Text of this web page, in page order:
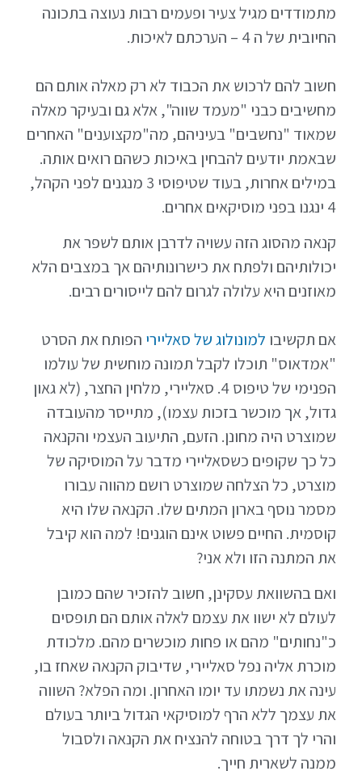
מתמודדים מגיל צעיר ופעמים רבות נעוצה בתכונה
החיובית של ה 4 – הערכתם לאיכות.
חשוב להם לרכוש את הכבוד לא רק מאלה אותם הם
מחשיבים כבני "מעמד שווה", אלא גם ובעיקר מאלה
שמאוד "נחשבים" בעיניהם, מה"מקצוענים" האחרים
שבאמת יודעים להבחין באיכות כשהם רואים אותה.
במילים אחרות, בעוד שטיפוסי 3 מנגנים לפני הקהל,
4 ינגנו בפני מוסיקאים אחרים.
קנאה מהסוג הזה עשויה לדרבן אותם לשפר את
יכולותיהם ולפתח את כישרונותיהם אך במצבים הלא
מאוזנים היא עלולה לגרום להם לייסורים רבים.
אם תקשיבו למונולוג של סאליירי הפותח את הסרט
"אמדאוס" תוכלו לקבל תמונה מוחשית של עולמו
הפנימי של טיפוס 4. סאליירי, מלחין החצר, (לא גאון
גדול, אך מוכשר בזכות עצמו), מתייסר מהעובדה
שמוצרט היה מחונן. הזעם, התיעוב העצמי והקנאה
כל כך שקופים כשסאליירי מדבר על המוסיקה של
מוצרט, כל הצלחה שמוצרט רושם מהווה עבורו
מסמר נוסף בארון המתים שלו. הקנאה שלו היא
קוסמית. החיים פשוט אינם הוגנים! למה הוא קיבל
את המתנה הזו ולא אני?
ואם בהשוואת עסקינן, חשוב להזכיר שהם כמובן
לעולם לא ישוו את עצמם לאלה אותם הם תופסים
כ"נחותים" מהם או פחות מוכשרים מהם. מלכודת
מוכרת אליה נפל סאליירי, שדיבוק הקנאה שאחז בו,
עינה את נשמתו עד יומו האחרון. ומה הפלא? השווה
את עצמך ללא הרף למוסיקאי הגדול ביותר בעולם
והרי לך דרך בטוחה להנציח את הקנאה ולסבול
ממנה לשארית חייך.